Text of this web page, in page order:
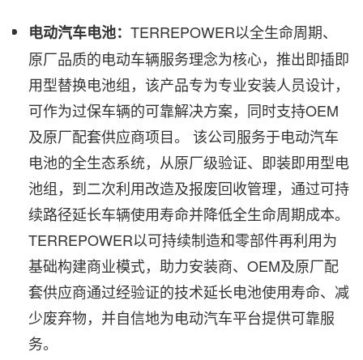
电动汽车电池： TERREPOWER以全生命周期、
原厂品质的电动车辆服务理念为核心，推出即插即
用型替换电池组，该产品专为专业安装人员设计，
可作为过保车辆的可靠解决方案，同时支持OEM
及原厂配套供应商项目。 该公司服务于电动汽车
电池的全生态系统，从原厂级验证、即装即用型电
池组，到二次利用改造及报废回收管理，通过可持
续路径延长车辆使用寿命并降低全生命周期成本。
TERREPOWER以可持续制造和零部件再利用为
基础构建商业模式，助力安装商、OEM及原厂配
套供应商通过经验证的技术延长电池使用寿命、减
少废弃物，并自信地为电动汽车平台提供可靠服
务。